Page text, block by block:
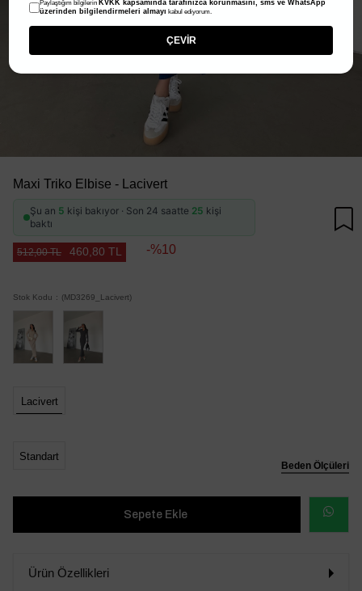
Maxi Triko Elbise - Lacivert
Şu an 5 kişi bakıyor · Son 24 saatte 25 kişi
baktı
512,00 TL 460,80 TL 10
Stok Kodu (MD3269_Lacivert)
Beden Ölçüleri
Lacivert
Standart
SİPARİŞ
Ürün Özellikleri
Paylaştığım bilgilerin KVKK kapsamında tarafınızca korunmasını, sms ve WhatsApp
üzerinden bilgilendirmeleri almayı kabul ediyorum.
ÇEVİR